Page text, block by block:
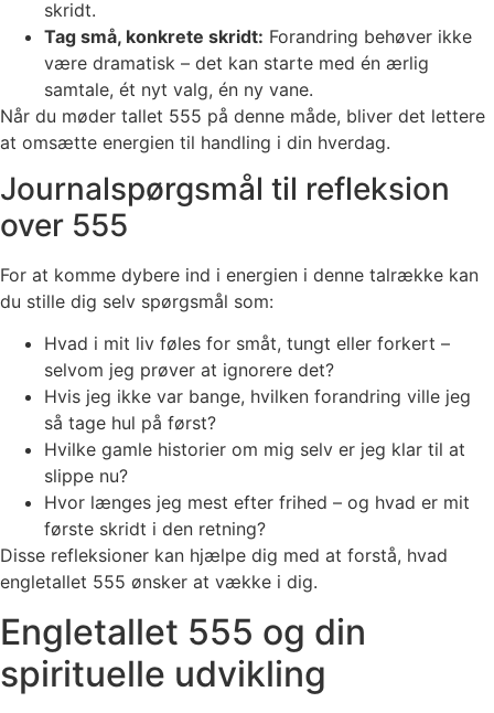
skridt.
Tag små, konkrete skridt: Forandring behøver ikke
være dramatisk – det kan starte med én ærlig
samtale, ét nyt valg, én ny vane.
Når du møder tallet 555 på denne måde, bliver det lettere
at omsætte energien til handling i din hverdag.
Journalspørgsmål til refleksion
over 555
For at komme dybere ind i energien i denne talrække kan
du stille dig selv spørgsmål som:
Hvad i mit liv føles for småt, tungt eller forkert –
selvom jeg prøver at ignorere det?
Hvis jeg ikke var bange, hvilken forandring ville jeg
så tage hul på først?
Hvilke gamle historier om mig selv er jeg klar til at
slippe nu?
Hvor længes jeg mest efter frihed – og hvad er mit
første skridt i den retning?
Disse refleksioner kan hjælpe dig med at forstå, hvad
engletallet 555 ønsker at vække i dig.
Engletallet 555 og din
spirituelle udvikling